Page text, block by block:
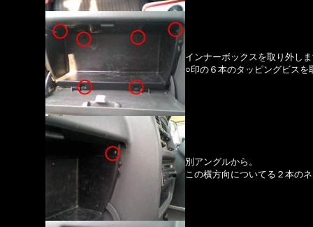
インナーボックスを取り外し
○印の６本のタッピングビス
別アングルから。
この横方向についてる２本の